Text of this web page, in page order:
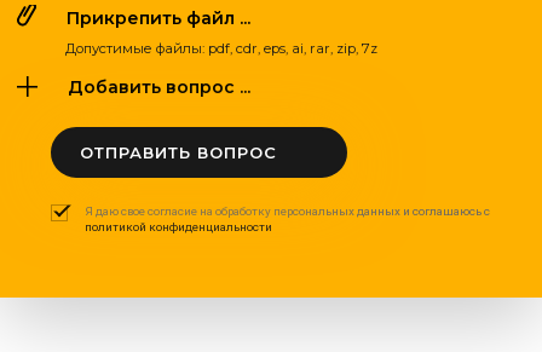
Прикрепить файл ...
Допустимые файлы: pdf, cdr, eps, ai, rar, zip, 7z
Добавить вопрос ...
ОТПРАВИТЬ ВОПРОС
Я даю свое согласие на обработку персональных данных и соглашаюсь с
политикой конфиденциальности